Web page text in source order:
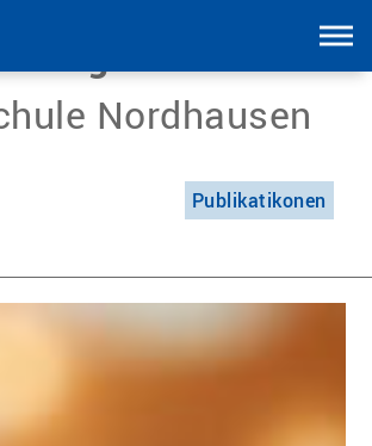
Blog
Nordhausen
Publikatikonen